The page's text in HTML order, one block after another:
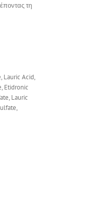
τη
Lauric Acid,
Etidronic
Lauric